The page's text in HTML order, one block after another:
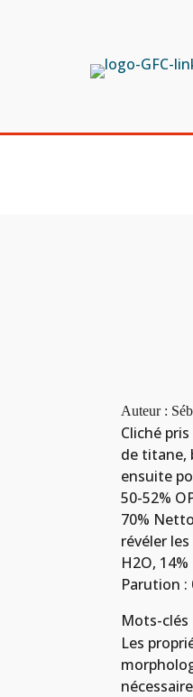
Auteur :
Cliché
de titane,
ensuite
50-52%
70%
révéler
H2O,
Parution :
Mots-
Les